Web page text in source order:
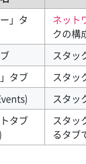
」タ
ネット
クの構
スタッ
タブ
スタッ
スタッ
タブ
スタッ
るタブ